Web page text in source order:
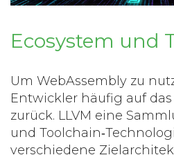
Ecosystem und
Um WebAssembly zu
Entwickler häufig auf das
zurück. LLVM eine
und
verschiedene